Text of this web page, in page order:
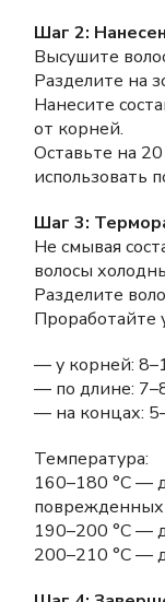
Шаг 2:
Высушите
Разделите на
Нанесите
от корней.
Оставьте на
использовать
Шаг 3:
Не смывая
волосы
Разделите
Проработайте
— у корней:
— по длине:
— на концах:
Температура:
160–180 °C —
поврежденных
190–200 °C —
200–210 °C —